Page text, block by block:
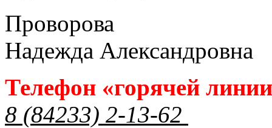
Проворова
Надежда Александровна
Телефон «горячей
8 (84233) 2-13-62